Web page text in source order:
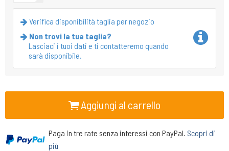
Verifica disponibilità taglia per negozio
Non trovi la tua taglia?
Lasciaci i tuoi dati e ti contatteremo quando
sarà disponibile.
Aggiungi al carrello
Paga in tre rate senza interessi con PayPal. Scopri di
più